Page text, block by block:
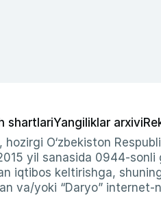
shartlariYangiliklar arxivi
O‘zbekiston
yil sanasida 0944-
iqtibos keltirishga,
va/yoki “Daryo”